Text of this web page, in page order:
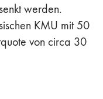
werden.
KMU mit 50
von circa 30